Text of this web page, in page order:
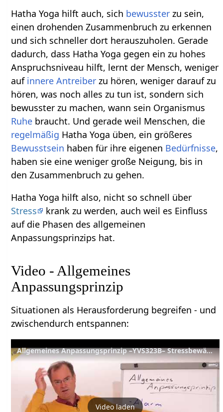
Hatha Yoga hilft auch, sich bewusster zu sein,
einen drohenden Zusammenbruch zu erkennen
und sich schneller dort herauszuholen. Gerade
dadurch, dass Hatha Yoga gegen ein zu hohes
Anspruchsniveau hilft, lernt der Mensch, weniger
auf innere Antreiber zu hören, weniger darauf zu
hören, was noch alles zu tun ist, sondern sich
bewusster zu machen, wann sein Organismus
Ruhe braucht. Und gerade weil Menschen, die
regelmäßig Hatha Yoga üben, ein größeres
Bewusstsein haben für ihre eigenen Bedürfnisse,
haben sie eine weniger große Neigung, bis in
den Zusammenbruch zu gehen.
Hatha Yoga hilft also, nicht so schnell über
Stress
krank zu werden, auch weil es Einfluss
auf die Phasen des allgemeinen
Anpassungsprinzips hat.
Video - Allgemeines
Anpassungsprinzip
Situationen als Herausforderung begreifen - und
zwischendurch entspannen:
Allgemeines Anpassungsprinzip –YVS323B– Stressbewältigung B9
Video laden